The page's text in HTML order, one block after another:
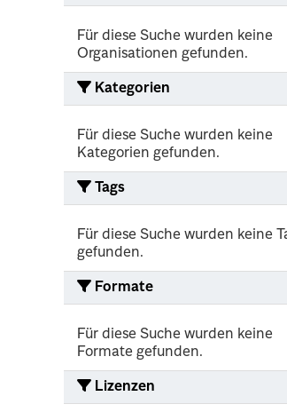
Für diese Suche wurden keine
Organisationen gefunden.
Kategorien
Für diese Suche wurden keine
Kategorien gefunden.
Tags
Für diese Suche wurden keine
gefunden.
Formate
Für diese Suche wurden keine
Formate gefunden.
Lizenzen